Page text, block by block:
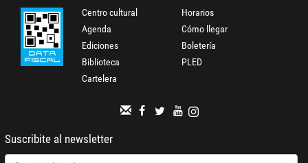
Centro cultural
Agenda
Ediciones
Biblioteca
Cartelera
Horarios
Cómo llegar
Boletería
PLED
Suscribite al newsletter